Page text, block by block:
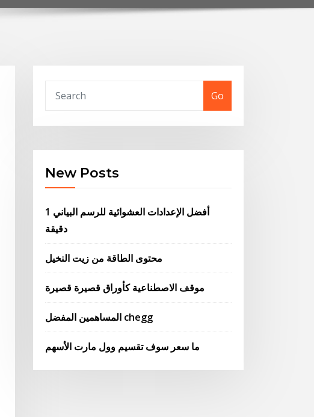
Go
New Posts
أفضل الإعدادات العشوائية للرسم البياني 1
دقيقة
محتوى الطاقة من زيت النخيل
موقف الاصطناعية كأوراق قصيرة قصيرة
المساهمين المفضل chegg
ما سعر سوف تقسيم وول مارت الأسهم